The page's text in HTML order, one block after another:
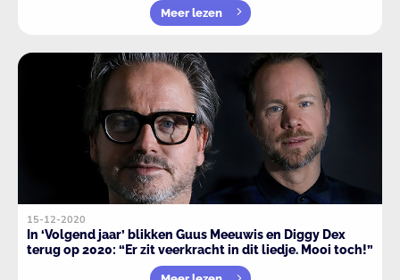
Meer lezen
15-12-2020
In ‘Volgend jaar’ blikken Guus Meeuwis en Diggy Dex
terug op 2020: “Er zit veerkracht in dit liedje. Mooi toch!”